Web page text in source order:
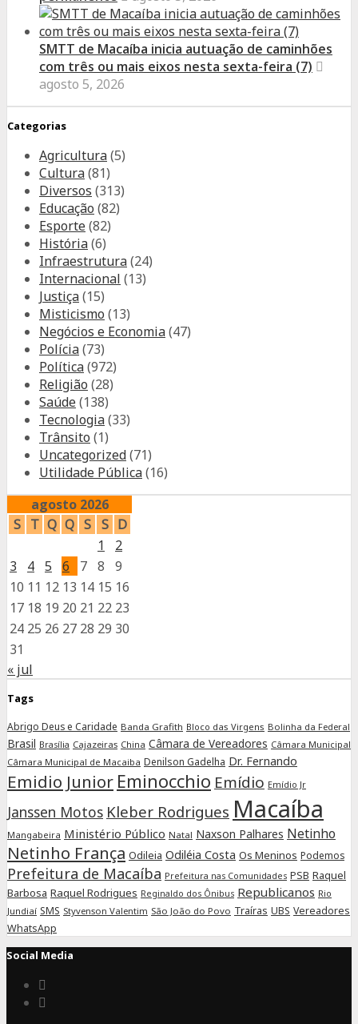
SMTT de Macaíba inicia autuação de caminhões
com três ou mais eixos nesta sexta-feira (7)
agosto 5, 2026
Categorias
Agricultura(5)
Cultura(81)
Diversos (313)
Educação (82)
Esporte(82)
História(6)
Infraestrutura(24)
Internacional (13)
Justiça(15)
Misticismo (13)
Negócios e Economia(47)
Polícia(73)
Política(972)
Religião (28)
Saúde(138)
Tecnologia(33)
Trânsito (1)
Uncategorized(71)
Utilidade Pública(16)
agosto 2026
S
T Q Q S S D
1
2
3
4 5 6 7 8
9
10 11 12 13 14 15 16
17 18 19 20 21 22 23
24 25 26 27 28 29 30
31
« jul
Tags
Abrigo Deus e Caridade Banda Grafith Bloco das Virgens Bolinha da Federal
Brasil Brasília Cajazeiras China Câmara de Vereadores Câmara Municipal
Câmara Municipal de Macaiba Denilson Gadelha Dr. Fernando
Emidio Junior Eminocchio Emídio Emídio Jr
Janssen Motos Kleber Rodrigues Macaíba
Mangabeira Ministério Público Natal Naxson Palhares Netinho
Netinho França Odileia Odiléia Costa Os Meninos Podemos
Prefeitura de Macaíba Prefeitura nas Comunidades PSB Raquel
Barbosa Raquel Rodrigues Reginaldo dos Ônibus Republicanos Rio
Jundiaí SMS Styvenson Valentim São João do Povo Traíras UBS Vereadores
WhatsApp
Social Media
Connect
on
Connect